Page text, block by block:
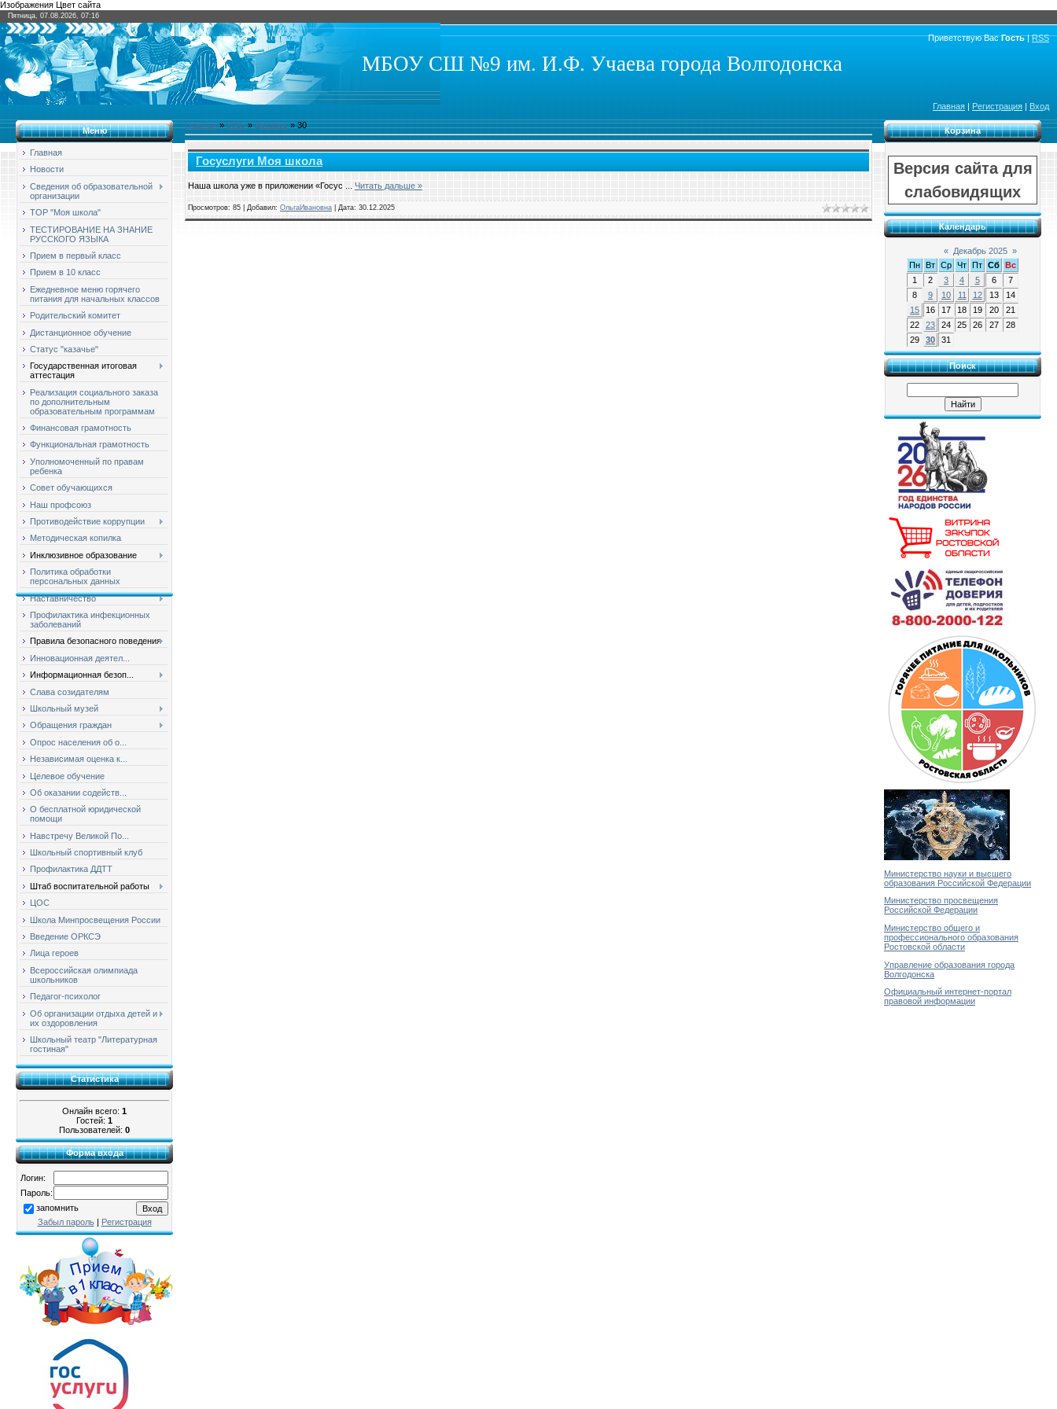
Изображения Цвет сайта
Пятница, 07.08.2026, 07:16
Приветствую Вас Гость|RSS
МБОУ СШ №9 им. И.Ф. Учаева города Волгодонска
Главная | Регистрация | Вход
Меню
Главная
Новости
Сведения об образовательной
организации
ТОР "Моя школа"
ТЕСТИРОВАНИЕ НА ЗНАНИЕ
РУССКОГО ЯЗЫКА
Прием в первый класс
Прием в 10 класс
Ежедневное меню горячего
питания для начальных классов
Родительский комитет
Дистанционное обучение
Статус "казачье"
Государственная итоговая
аттестация
Реализация социального заказа
по дополнительным
образовательным программам
Финансовая грамотность
Функциональная грамотность
Уполномоченный по правам
ребенка
Совет обучающихся
Наш профсоюз
Противодействие коррупции
Методическая копилка
Инклюзивное образование
Политика обработки
персональных данных
Наставничество
Профилактика инфекционных
заболеваний
Правила безопасного поведения
Инновационная деятел...
Информационная безоп...
Слава созидателям
Школьный музей
Обращения граждан
Опрос населения об о...
Независимая оценка к...
Целевое обучение
Об оказании содейств...
О бесплатной юридической
помощи
Навстречу Великой По...
Школьный спортивный клуб
Профилактика ДДТТ
Штаб воспитательной работы
ЦОС
Школа Минпросвещения России
Введение ОРКСЭ
Лица героев
Всероссийская олимпиада
школьников
Педагог-психолог
Об организации отдыха детей и
их оздоровления
Школьный театр "Литературная
гостиная"
Статистика
Онлайн всего: 1
Гостей: 1
Пользователей: 0
Форма входа
Логин:
Пароль:
запомнить
Забыл пароль| Регистрация
Главная»2025 » Декабрь » 30
Госуслуги Моя школа
Наша школа уже в приложении «Госус Читать дальше »
Просмотров: 85 | Добавил: ОльгаИвановна | Дата: 30.12.2025
Корзина
Версия сайта для
слабовидящих
Календарь
« Декабрь 2025 »
Пн Вт Ср Чт Пт Сб Вс
1
2 3 4 5 6
7
8
9 10 11 12 13
14
15
16 17 18 19 20
21
22
23 24 25 26 27
28
29
30 31
Поиск
Министерство науки и высшего
образования Российской Федерации
Министерство просвещения
Российской Федерации
Министерство общего и
профессионального образования
Ростовской области
Управление образования города
Волгодонска
Официальный интернет-портал
правовой информации